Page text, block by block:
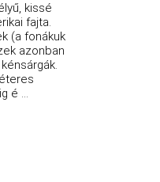
kissé
fajta.
(a fonákuk
azonban
é ...